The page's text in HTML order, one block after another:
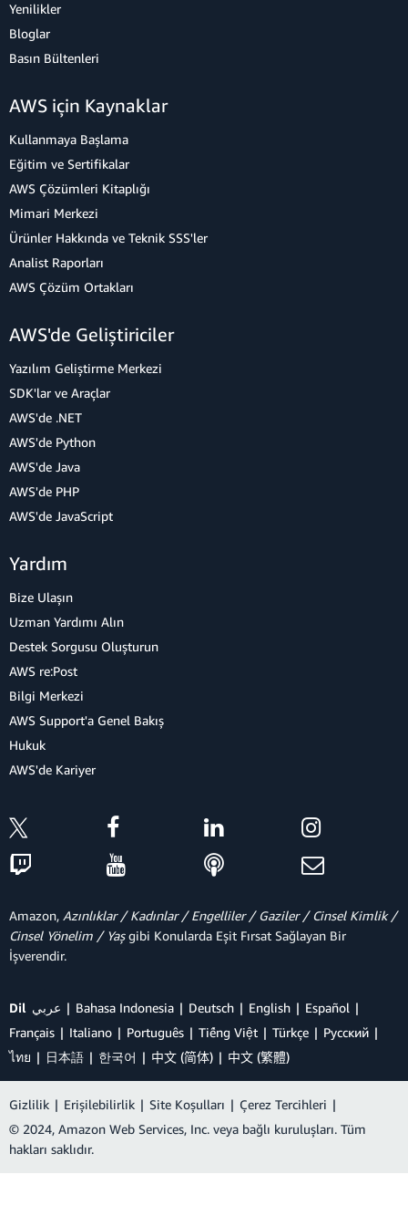
Yenilikler
Bloglar
Basın Bültenleri
AWS için Kaynaklar
Kullanmaya Başlama
Eğitim ve Sertifikalar
AWS Çözümleri Kitaplığı
Mimari Merkezi
Ürünler Hakkında ve Teknik SSS'ler
Analist Raporları
AWS Çözüm Ortakları
AWS'de Geliştiriciler
Yazılım Geliştirme Merkezi
SDK'lar ve Araçlar
AWS'de .NET
AWS'de Python
AWS'de Java
AWS'de PHP
AWS'de JavaScript
Yardım
Bize Ulaşın
Uzman Yardımı Alın
Destek Sorgusu Oluşturun
AWS re:Post
Bilgi Merkezi
AWS Support'a Genel Bakış
Hukuk
AWS'de Kariyer
Amazon, Azınlıklar / Kadınlar / Engelliler / Gaziler / Cinsel Kimlik /
Cinsel Yönelim / Yaşgibi Konularda Eşit Fırsat Sağlayan Bir
İşverendir.
Dil عربي Bahasa Indonesia Deutsch English
Español
Français
Italiano Português Tiếng Việt Türkçe
Ρусский
ไทย
日本語 한국어 中文 (简体) 中文 (繁體)
Gizlilik | Erişilebilirlik | Site Koşulları | Çerez Tercihleri |
© 2024, Amazon Web Services, Inc. veya bağlı kuruluşları. Tüm
hakları saklıdır.